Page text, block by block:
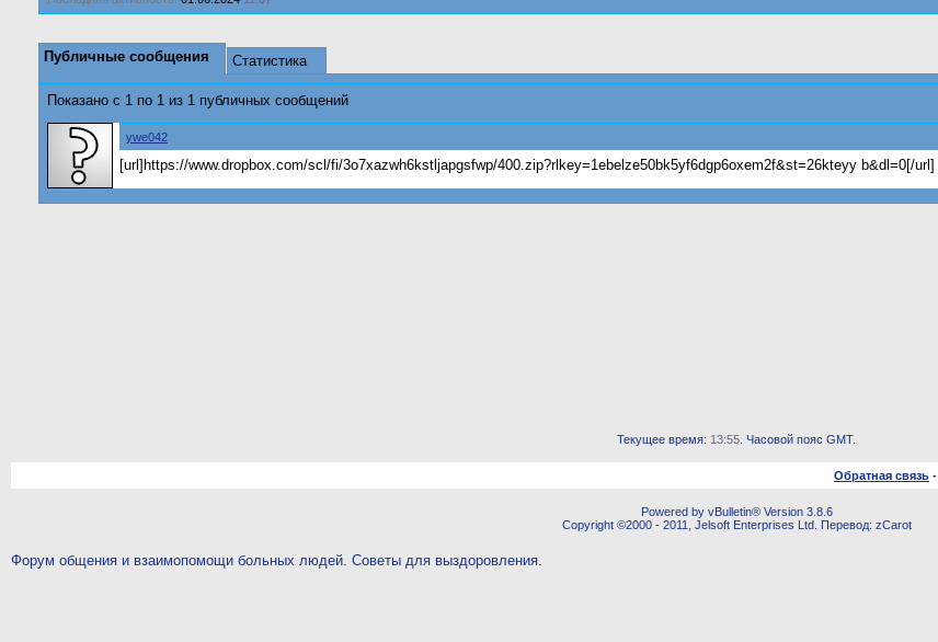
Публичные сообщения Статистика
Показано с 1 по 1 из 1 публичных сообщений
ywe042
[url]https://www.dropbox.com/scl/fi/3o7xazwh6kstljapgsfwp/400.zip?rlkey=1ebelze50bk5yf6dgp6oxem2f&st=26kteyy b&dl=0[/url]
Текущее время: 13:55 . Часовой пояс GMT.
Обратная связь -
Powered by vBulletin® Version 3.8.6
Copyright ©2000 - 2011, Jelsoft Enterprises Ltd. Перевод: zCarot
Форум общения и взаимопомощи больных людей. Советы для выздоровления.